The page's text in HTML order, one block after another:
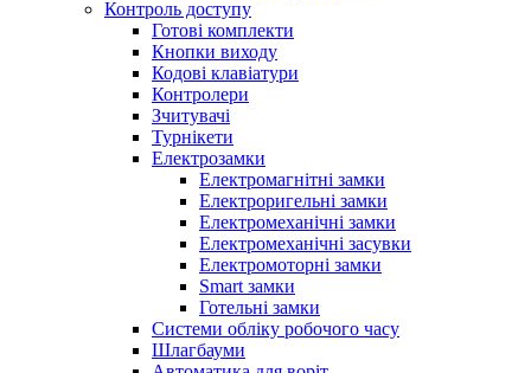
Контроль доступу
Готові комплекти
Кнопки виходу
Кодові клавіатури
Контролери
Зчитувачі
Турнікети
Електрозамки
Електромагнітні замки
Електроригельні замки
Електромеханічні замки
Електромеханічні засувки
Електромоторні замки
Smart замки
Готельні замки
Системи обліку робочого часу
Шлагбауми